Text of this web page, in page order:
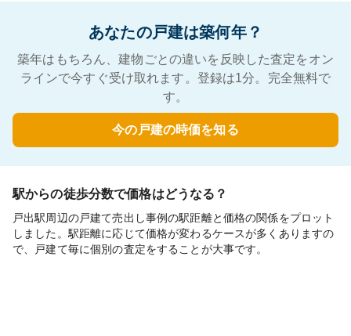
あなたの戸建は築何年？
築年はもちろん、建物ごとの違いを反映した査定をオン
ラインで今すぐ受け取れます。登録は1分。完全無料で
す。
今の戸建の時価を知る
駅からの徒歩分数で価格はどうなる？
戸出駅周辺の戸建て売出し事例の駅距離と価格の関係をプロット
しました。駅距離に応じて価格が変わるケースが多くありますの
で、戸建て毎に個別の査定をすることが大事です。